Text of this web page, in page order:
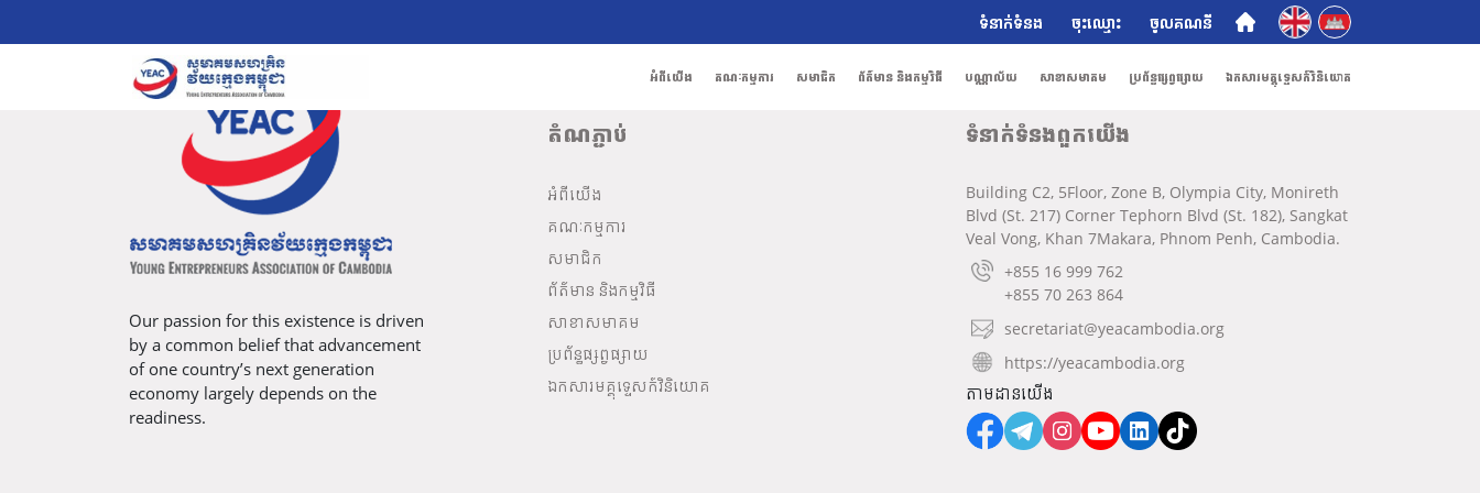
ទំនាក់ទំនង ចុះឈ្មោះ ចូលគណនី Englishភាសាខ្មែរ
អំពីយើង គណៈកម្មការ សមាជិក ព័ត៌មាន និងកម្មវិធី បណ្ណាល័យ សាខាសមាគម ប្រព័ន្ធផ្សព្វផ្សាយ ឯកសារមគ្គុទ្ទេសក៍វិនិយោគ
Our passion for this existence is driven
by a common belief that advancement
of one country’s next generation
economy largely depends on the
readiness.
តំណភ្ជាប់
អំពីយើង
គណៈកម្មការ
សមាជិក
ព័ត៌មាន និងកម្មវិធី
សាខាសមាគម
ប្រព័ន្ធផ្សព្វផ្សាយ
ឯកសារមគ្គុទ្ទេសក៍វិនិយោគ
ទំនាក់ទំនងពួកយើង
Building C2, 5Floor, Zone B, Olympia City, Monireth
Blvd (St. 217) Corner Tephorn Blvd (St. 182), Sangkat
Veal Vong, Khan 7Makara, Phnom Penh, Cambodia.
+855 16 999 762
+855 70 263 864
secretariat@yeacambodia.org
https://yeacambodia.org
តាមដានយើង